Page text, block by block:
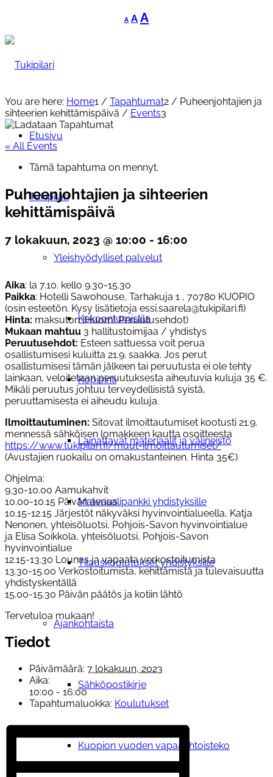
A
Decrease
font
A Reset
font
AIncrease
Etusivu
Tukipilari
Yleishyödylliset palvelut
Kokoontumistila
Kopiointi
Lainattavat materiaalit ja välineistö
Materiaalipankki yhdistyksille
Tilauskoulutukset yhdistyksille
Ajankohtaista
Sähköpostikirje
Kuopion vuoden vapaaehtoisteko
You are here: Home1 / Tapahtumat2 / Puheenjohtajien ja
sihteerien kehittämispäivä / Events3
« All Events
Tämä tapahtuma on mennyt.
Puheenjohtajien ja sihteerien
kehittämispäivä
7 lokakuun, 2023 @ 10:00 - 16:00
Aika: la 7.10. kello 9.30-15.30
Paikka: Hotelli Sawohouse, Tarhakuja 1 , 70780 KUOPIO
(osin esteetön. Kysy lisätietoja essi.saarela@tukipilari.fi)
Hinta: maksuton (Huom! Peruutusehdot)
Mukaan mahtuu 3 hallitustoimijaa / yhdistys
Peruutusehdot: Esteen sattuessa voit perua
osallistumisesi kuluitta 21.9. saakka. Jos perut
osallistumisesi tämän jälkeen tai peruutusta ei ole tehty
lainkaan, veloitetaan peruutuksesta aiheutuvia kuluja 35 €.
Mikäli peruutus johtuu terveydellisistä syistä,
peruuttamisesta ei aiheudu kuluja.
Ilmoittautuminen: Sitovat ilmoittautumiset kootusti 21.9.
mennessä sähköisen lomakkeen kautta osoitteesta
https://www.tukipilari.fi/muut-ilmoittautumiset/
(Avustajien ruokailu on omakustanteinen. Hinta 35€)
Ohjelma:
9.30-10.00 Aamukahvit
10.00-10.15 Päivän avaus
10.15-12.15 Järjestöt näkyväksi hyvinvointialueella, Katja
Nenonen, yhteisöluotsi, Pohjois-Savon hyvinvointialue
ja Elisa Soikkola, yhteisöluotsi, Pohjois-Savon
hyvinvointialue
12.15-13.30 Lounas ja vapaata verkostoitumista
13.30-15.00 Verkostoitumista, kehittämistä ja tulevaisuutta
yhdistyskentällä
15.00-15.30 Päivän päätös ja kotiin lähtö
Tervetuloa mukaan!
Tiedot
Päivämäärä: 7 lokakuun, 2023
Aika:
10:00 - 16:00
Tapahtumaluokka: Koulutukset